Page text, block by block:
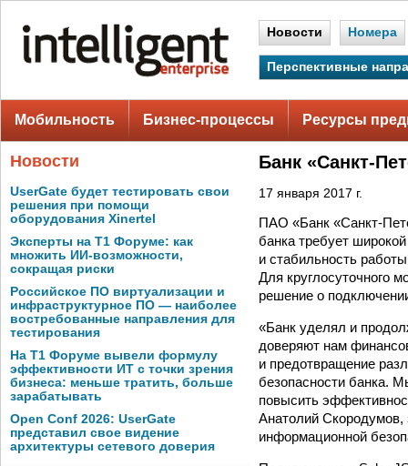
Новости Номера
Перспективные
Мобильность Бизнес-процессы Ресурсы
Новости
UserGate будет тестировать свои
решения при помощи
оборудования Xinertel
Эксперты на Т1 Форуме: как
множить ИИ-возможности,
сокращая риски
Российское ПО виртуализации и
инфраструктурное ПО — наиболее
востребованные направления для
тестирования
На Т1 Форуме вывели формулу
эффективности ИТ с точки зрения
бизнеса: меньше тратить, больше
зарабатывать
Open Conf 2026: UserGate
представил свое видение
архитектуры сетевого доверия
Банк «Санкт-
17 января 2017 г.
ПАО «Банк «Санкт-
банка требует
и стабильность
Для круглосуточного
решение о
«Банк уделял и
доверяют нам
и предотвращение
безопасности банка.
повысить
Анатолий Скородумов,
информационной